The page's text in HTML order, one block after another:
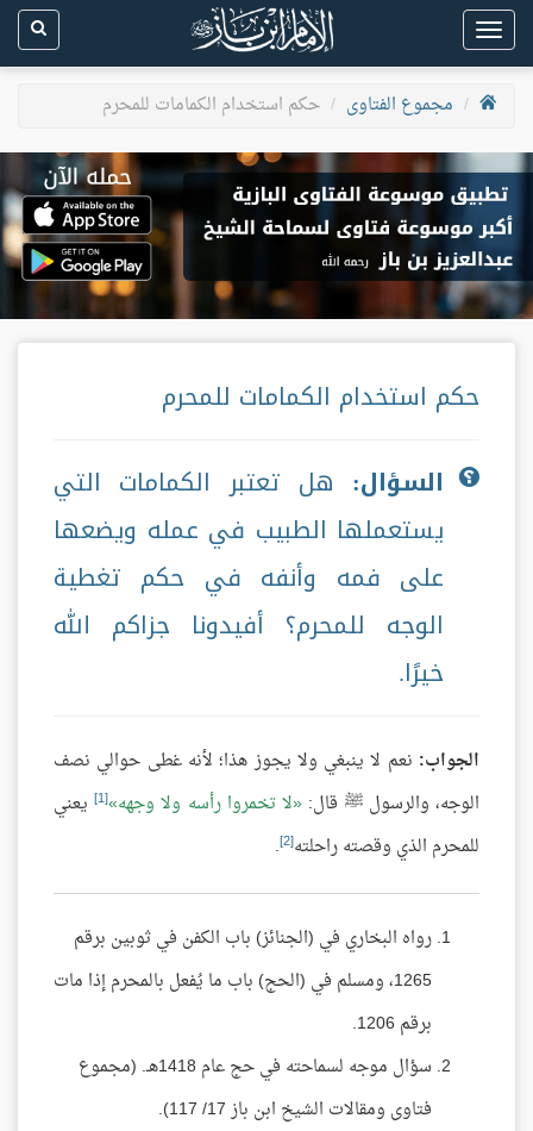
Toggle
navigation
مجموع الفتاوى
حكم استخدام الكمامات للمحرم
حكم استخدام الكمامات للمحرم
السؤال: هل تعتبر الكمامات التي
يستعملها الطبيب في عمله ويضعها
على فمه وأنفه في حكم تغطية
الوجه للمحرم؟ أفيدونا جزاكم الله
خيرًا.
الجواب: نعم لا ينبغي ولا يجوز هذا؛ لأنه غطى حوالي نصف
الوجه، والرسول ﷺ قال: لا تخمروا رأسه ولا وجهه [1] يعني
للمحرم الذي وقصته راحلته[2]
.
رواه البخاري في (الجنائز) باب الكفن في ثوبين برقم
1265، ومسلم في (الحج) باب ما يُفعل بالمحرم إذا مات
برقم 1206.
سؤال موجه لسماحته في حج عام 1418هـ. (مجموع
فتاوى ومقالات الشيخ ابن باز 17/ 117).